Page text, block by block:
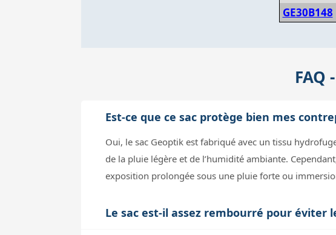
GE30B148
FAQ
Est-ce que ce sac protège bien mes
Oui, le sac Geoptik est fabriqué avec un tissu
de la pluie légère et de l’humidité ambiante.
exposition prolongée sous une pluie forte ou
Le sac est-il assez rembourré pour éviter